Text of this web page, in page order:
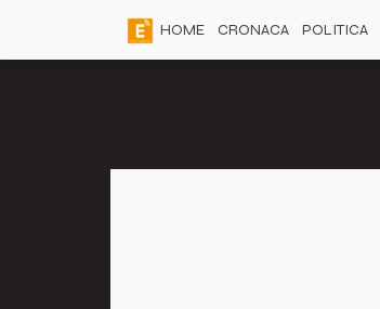
HOME CRONACA POLITICA